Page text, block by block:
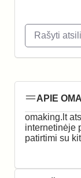
Rašyti
APIE
omaking.lt
internetinėje
patirtimi su